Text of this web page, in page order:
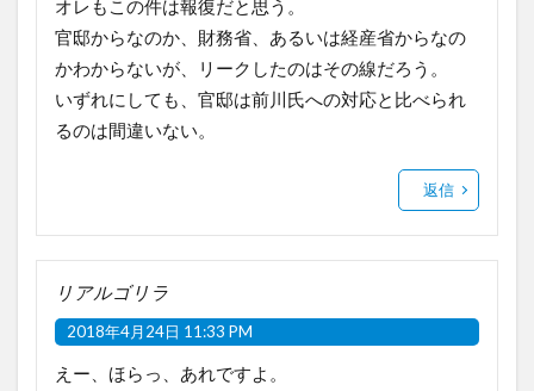
オレもこの件は報復だと思う。
官邸からなのか、財務省、あるいは経産省からなの
かわからないが、リークしたのはその線だろう。
いずれにしても、官邸は前川氏への対応と比べられ
るのは間違いない。
返信
リアルゴリラ
2018年4月24日 11:33 PM
えー、ほらっ、あれですよ。